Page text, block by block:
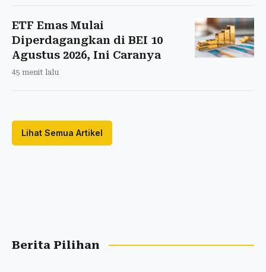
ETF Emas Mulai
Diperdagangkan di BEI 10
Agustus 2026, Ini Caranya
45 menit lalu
Lihat Semua Artikel
Berita Pilihan